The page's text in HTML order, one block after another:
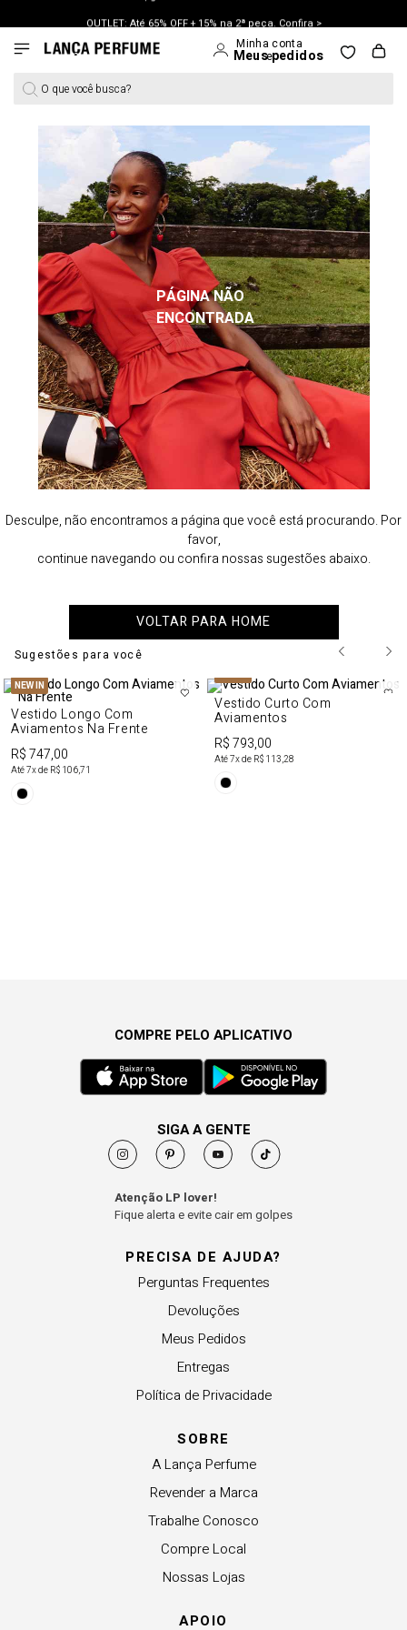
OUTLET: Até 65% OFF + 15% na 2ª peça. Confira >
O que você busca?
PÁGINA NÃO
ENCONTRADA
Desculpe, não encontramos a página que você está procurando. Por
favor,
continue navegando ou confira nossas sugestões abaixo.
VOLTAR PARA HOME
Sugestões para você
NEW IN
Vestido Longo Com
Aviamentos Na Frente
R$ 747,00
Até7x de R$ 106,71
NEW IN
Vestido Curto Com
Aviamentos
R$ 793,00
Até7x de R$ 113,28
PRECISA DE AJUDA?
Perguntas Frequentes
Devoluções
Meus Pedidos
Entregas
Política de Privacidade
SOBRE
A Lança Perfume
Revender a Marca
Trabalhe Conosco
Compre Local
Nossas Lojas
APOIO
COMPRE PELO APLICATIVO
SIGA A GENTE
Atenção LP lover!
Fique alerta e evite cair em golpes